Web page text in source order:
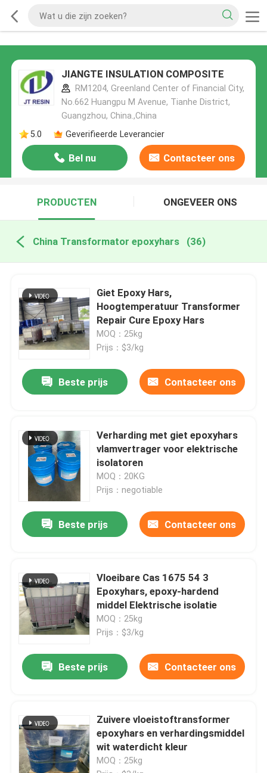
JIANGTE INSULATION COMPOSITE
RM1204, Greenland Center of Financial City,
No.662 Huangpu M Avenue, Tianhe District,
Guangzhou, China.,China
5.0
Geverifieerde Leverancier
Bel nu Contacteer ons
PRODUCTEN ONGEVEER ONS
China Transformator epoxyhars (36)
Giet Epoxy Hars,
Hoogtemperatuur Transformer
Repair Cure Epoxy Hars
MOQ：25kg
Prijs：$3/kg
Beste prijs Contacteer ons
Verharding met giet epoxyhars
vlamvertrager voor elektrische
isolatoren
MOQ：20KG
Prijs：negotiable
Beste prijs Contacteer ons
Vloeibare Cas 1675 54 3
Epoxyhars, epoxy-hardend
middel Elektrische isolatie
MOQ：25kg
Prijs：$3/kg
Beste prijs Contacteer ons
Zuivere vloeistoftransformer
epoxyhars en verhardingsmiddel
wit waterdicht kleur
MOQ：25kg